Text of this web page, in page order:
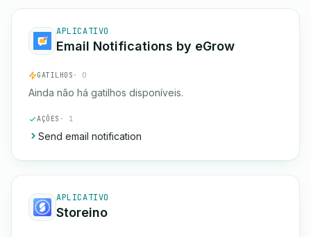
APLICATIVO
Email Notifications by eGrow
GATILHOS · 0
Ainda não há gatilhos disponíveis.
AÇÕES · 1
Send email notification
APLICATIVO
Storeino